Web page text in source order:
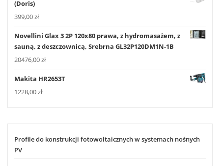
(Doris)
399,00zł
Novellini Glax 3 2P 120x80 prawa, z hydromasażem, z
sauną, z deszczownicą, Srebrna GL32P120DM1N-1B
20476,00zł
Makita HR2653T
1228,00zł
Profile do konstrukcji fotowoltaicznych w systemach nośnych
PV